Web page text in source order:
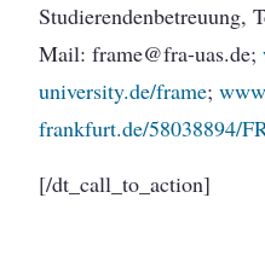
Studierendenbetreuung,
Mail: frame@fra-uas.de;
university.de/frame;
frankfurt.de/58038894/
[/dt_call_to_action]